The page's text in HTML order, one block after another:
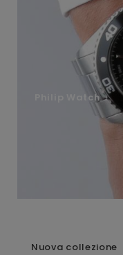
Philip Watch
Nuova collezione